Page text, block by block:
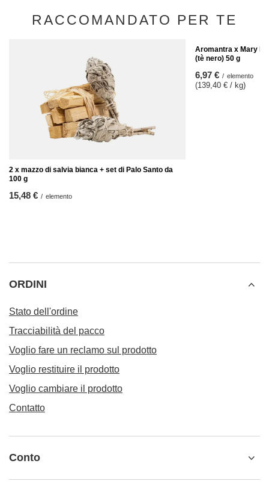
RACCOMANDATO PER TE
2 x mazzo di salvia bianca + set di Palo Santo da
100 g
15,48 € / elemento
Aromantra x Mary
(tè nero) 50 g
6,97 € / elemento
(139,40 € / kg)
ORDINI
Stato dell'ordine
Tracciabilità del pacco
Voglio fare un reclamo sul prodotto
Voglio restituire il prodotto
Voglio cambiare il prodotto
Contatto
Conto